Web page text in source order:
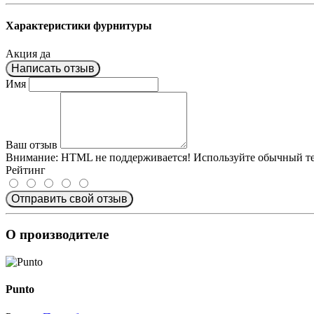
Характеристики фурнитуры
Акция да
Написать отзыв
Имя
Ваш отзыв
Внимание: HTML не поддерживается! Используйте обычный
Рейтинг
Отправить свой отзыв
О производителе
Punto